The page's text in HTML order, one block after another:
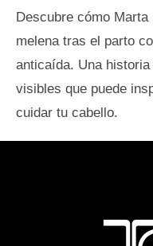
Descubre cómo
melena tras el parto
anticaída. Una
visibles que puede
cuidar tu cabello.